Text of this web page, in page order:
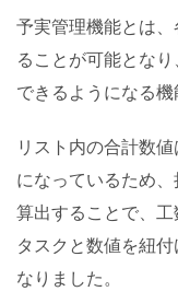
予実管理機能とは
ることが可能とな
できるようになる機
リスト内の合計数
になっているため
算出することで、工
タスクと数値を紐
なりました。